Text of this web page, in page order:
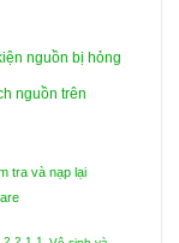
nguồn bị hỏng
nguồn trên
tra và nạp lại